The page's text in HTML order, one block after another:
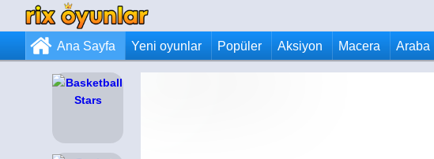
Ana Sayfa Yeni oyunlar Popüler Aksiyon Macera Araba